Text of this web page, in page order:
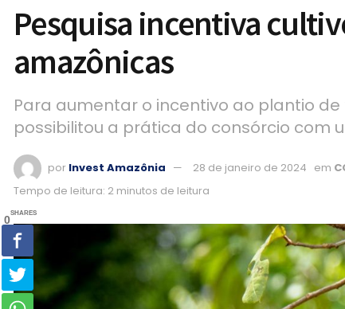
Pesquisa incentiva
amazônicas
Para aumentar o incentivo ao plantio
possibilitou a prática do consórcio com
por Invest Amazônia 28 de janeiro de 2024 em
Tempo de leitura: 2 minutos de leitura
0
SHARES